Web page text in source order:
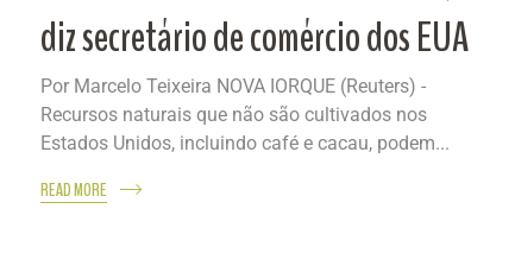
diz secretário de comércio dos EUA
Por Marcelo Teixeira NOVA IORQUE (Reuters) -
Recursos naturais que não são cultivados nos
Estados Unidos, incluindo café e cacau, podem...
READ MORE